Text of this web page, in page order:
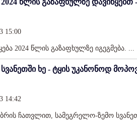
წლის გაზაფხულზე დავიწყებთ
15:00
2024 წლის გაზაფხულზე იგეგმება. ...
ხე - ტყის უკანონოდ
14:42
ჩათვლით, სამეგრელო-ზემო